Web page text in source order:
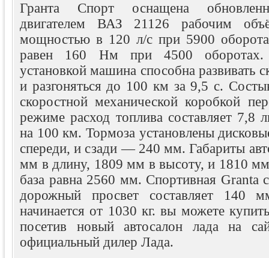
Гранта Спорт оснащена
двигателем ВАЗ 21126 рабочим
мощностью в 120 л/с при 5900
равен 160 Нм при 4500
установкой машина способна развивать
и разгоняться до 100 км за 9,5 с.
скоростной механической коробкой
режиме расход топлива составляет 7,8
на 100 км. Тормоза установлены
спереди, и сзади — 240 мм. Габариты
мм в длину, 1809 мм в высоту, и 1810
база равна 2560 мм. Спортивная Granta
дорожный просвет составляет 140
начинается от 1030 кг. вы можете
посетив новый автосалон лада на
официальный дилер Лада.